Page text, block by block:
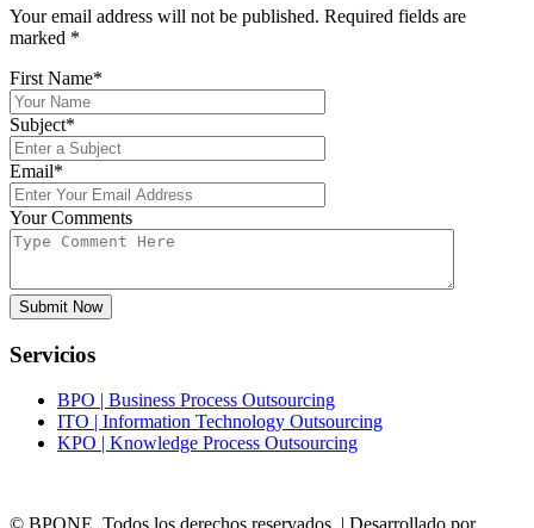
Your email address will not be published. Required fields are
marked *
First Name*
Subject*
Email*
Your Comments
Submit Now
Servicios
BPO | Business Process Outsourcing
ITO | Information Technology Outsourcing
KPO | Knowledge Process Outsourcing